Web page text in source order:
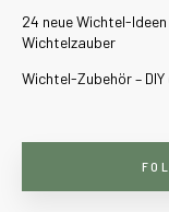
24 neue Wichtel-
Wichtelzauber
Wichtel-Zubehör –